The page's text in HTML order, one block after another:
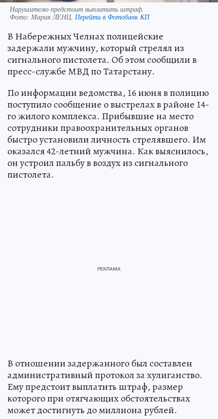
Нарушителю предстоит выплатить штраф.
Фото: Мария ЛЕНЦ. Перейти в Фотобанк КП
В Набережных Челнах полицейские
задержали мужчину, который стрелял из
сигнального пистолета. Об этом сообщили в
пресс-службе МВД по Татарстану.
По информации ведомства, 16 июня в полицию
поступило сообщение о выстрелах в районе 14-
го жилого комплекса. Прибывшие на место
сотрудники правоохранительных органов
быстро установили личность стрелявшего. Им
оказался 42-летний мужчина. Как выяснилось,
он устроил пальбу в воздух из сигнального
пистолета.
В отношении задержанного был составлен
административный протокол за хулиганство.
Ему предстоит выплатить штраф, размер
которого при отягчающих обстоятельствах
может достигнуть до миллиона рублей.